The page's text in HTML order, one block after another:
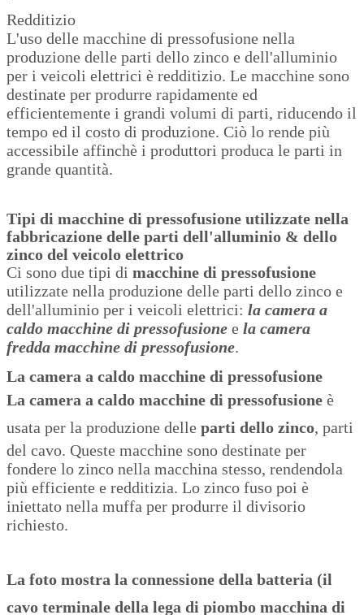
Redditizio
L'uso delle macchine di pressofusione nella
produzione delle parti dello zinco e dell'alluminio
per i veicoli elettrici è redditizio. Le macchine sono
destinate per produrre rapidamente ed
efficientemente i grandi volumi di parti, riducendo il
tempo ed il costo di produzione. Ciò lo rende più
accessibile affinchè i produttori produca le parti in
grande quantità.
Tipi di macchine di pressofusione utilizzate nella
fabbricazione delle parti dell'alluminio & dello
zinco del veicolo elettrico
Ci sono due tipi di macchine di pressofusione
utilizzate nella produzione delle parti dello zinco e
dell'alluminio per i veicoli elettrici: la camera a
caldo macchine di pressofusione e la camera
fredda macchine di pressofusione.
La camera a caldo macchine di pressofusione
La camera a caldo macchine di pressofusione è
usata per la produzione delle parti dello zinco, parti
del cavo. Queste macchine sono destinate per
fondere lo zinco nella macchina stesso, rendendola
più efficiente e redditizia. Lo zinco fuso poi è
iniettato nella muffa per produrre il divisorio
richiesto.
La foto mostra la connessione della batteria (il
cavo terminale della lega di piombo macchina di